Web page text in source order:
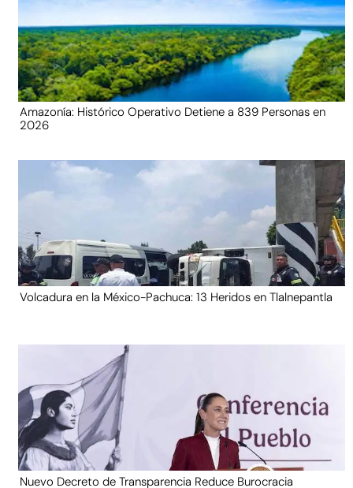
Amazonía: Histórico Operativo Detiene a 839 Personas en
2026
Volcadura en la México-Pachuca: 13 Heridos en Tlalnepantla
Nuevo Decreto de Transparencia Reduce Burocracia